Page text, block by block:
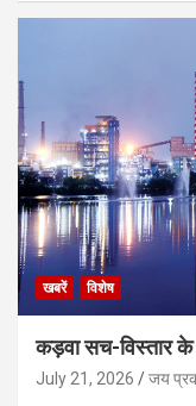
खबरें विशेष
कड़वा सच-विस्तार के
July 21, 2026 जय